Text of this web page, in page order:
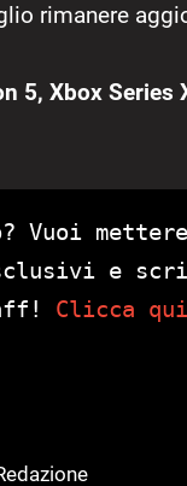
rimanere
5, Xbox Series
e
Clicca qui